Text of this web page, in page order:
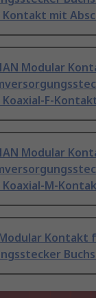
mit
Modular
F-
Modular
M-